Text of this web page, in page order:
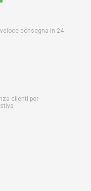
consegna in 24
clienti per